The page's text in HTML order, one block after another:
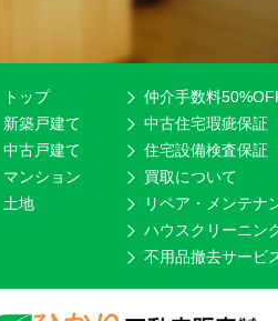
トップ
新築戸建て
中古戸建て
マンション
土地
仲介手数料
中古住宅瑕疵保証
住宅設備検査保証
買取について
リペア・メンテナ
ハウスクリーニン
不用品撤去サービ